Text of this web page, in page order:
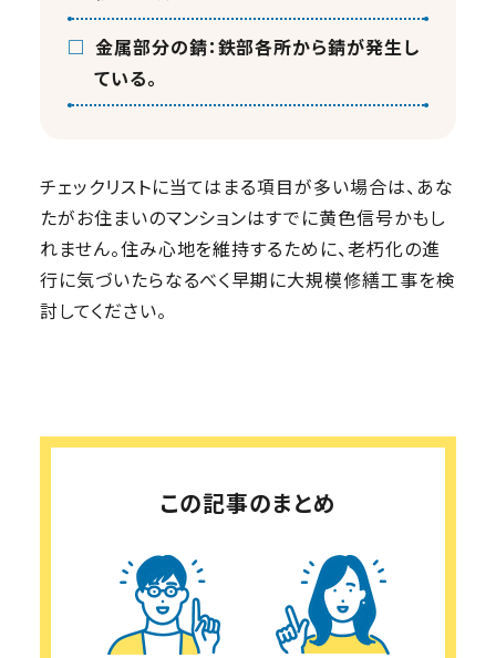
□ 金属部分の錆：鉄部各所から錆が発生し
ている。
チェックリストに当てはまる項目が多い場合は、あな
たがお住まいのマンションはすでに黄色信号かもし
れません。住み心地を維持するために、老朽化の進
行に気づいたらなるべく早期に大規模修繕工事を検
討してください。
この記事のまとめ